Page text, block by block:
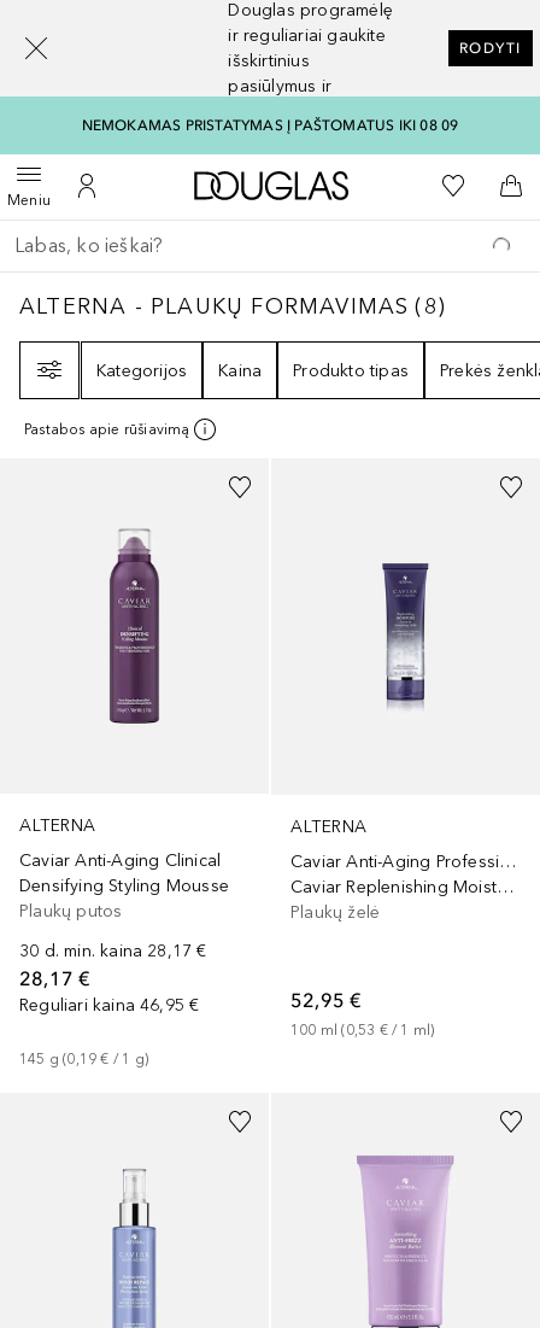
Douglas programėlę
ir reguliariai gaukite
išskirtinius
pasiūlymus ir
RODYTI
NEMOKAMAS PRISTATYMAS Į PAŠTOMATUS IKI 08 09
MeniuAtidaryti meniuĮ mano paskyrą
Į Douglas pagrindinį
Į mano
Į
Grįžk atgal
Vykdykite paiešką
ALTERNA - PLAUKŲ FORMAVIMAS8
ALTERNA - PLAUKŲ FORMAVIMAS (8)
Kategorijos
Kaina Produkto tipas Prekės
Pastabos apie rūšiavimą
ALTERNA
Caviar Anti-Aging Clinical
Densifying Styling Mousse
Plaukų putos
30 d. min. kaina 28,17 €
28,17 €
Reguliari kaina 46,95 €
145 g (0,19 € / 1 g)
ALTERNA
Caviar Anti-Aging Professional Styling
Caviar Replenishing Moisture Leave-In Smoothing Gelee
Plaukų želė
52,95 €
100 ml (0,53 € / 1 ml)
[navigation.slideout.screenreader]